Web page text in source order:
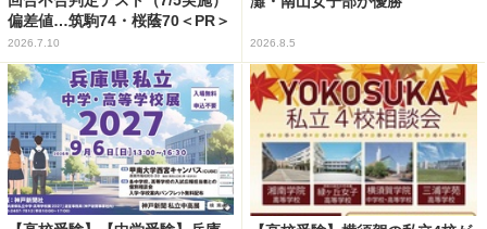
偏差値…筑駒74・桜蔭70＜PR＞
2026.7.10 2026.8.5